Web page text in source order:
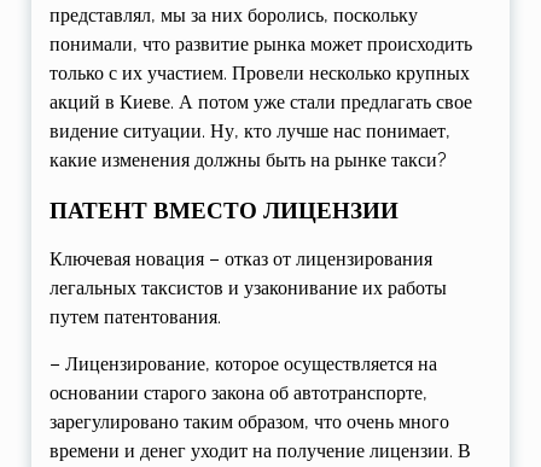
представлял, мы за них боролись, поскольку
понимали, что развитие рынка может происходить
только с их участием. Провели несколько крупных
акций в Киеве. А потом уже стали предлагать свое
видение ситуации. Ну, кто лучше нас понимает,
какие изменения должны быть на рынке такси?
ПАТЕНТ ВМЕСТО ЛИЦЕНЗИИ
Ключевая новация – отказ от лицензирования
легальных таксистов и узаконивание их работы
путем патентования.
– Лицензирование, которое осуществляется на
основании старого закона об автотранспорте,
зарегулировано таким образом, что очень много
времени и денег уходит на получение лицензии. В